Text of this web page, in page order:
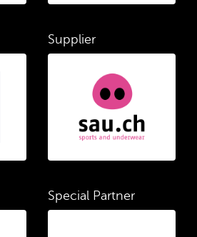
Supplier
Special Partner